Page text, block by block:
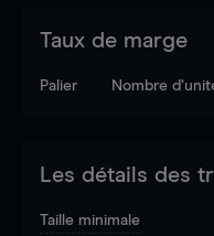
Taux de marge
Palier Nombre
Les détails des
Taille minimale